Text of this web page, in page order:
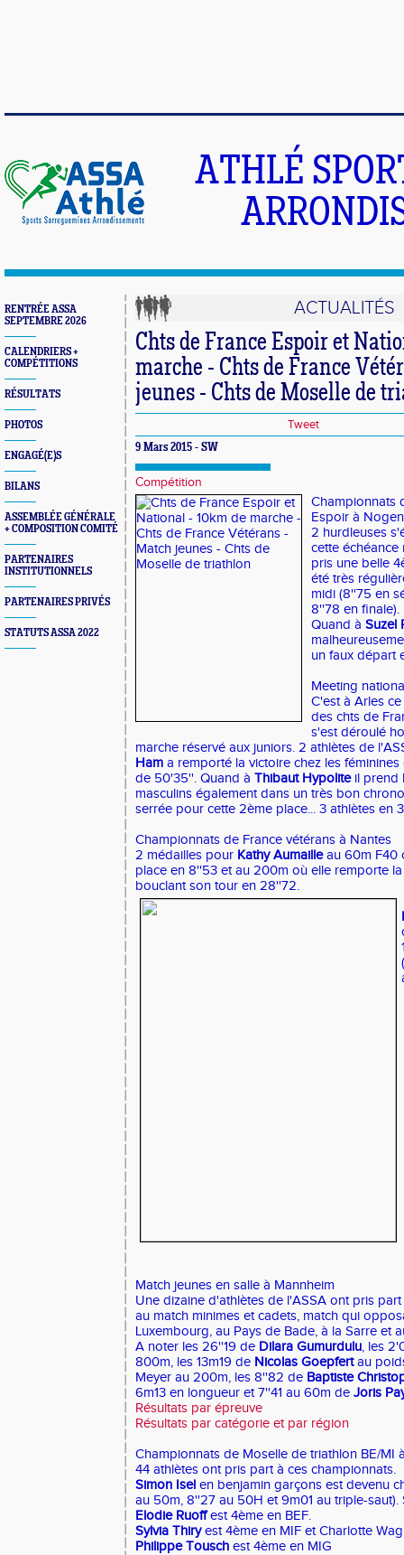
ATHLÉ
RENTRÉE ASSA
SEPTEMBRE 2026
CALENDRIERS +
COMPÉTITIONS
RÉSULTATS
PHOTOS
ENGAGÉ(E)S
BILANS
ASSEMBLÉE GÉNÉRALE
+ COMPOSITION COMITÉ
PARTENAIRES
INSTITUTIONNELS
PARTENAIRES PRIVÉS
STATUTS ASSA 2022
ACTUALITÉS
Chts de France Espoir et
marche - Chts de France
jeunes - Chts de Moselle de
Tweet
9 Mars 2015 - SW
Compétition
Championnats
Espoir à
2 hurdleuses
cette
pris une belle
été très
midi (8''75 en
8''78 en finale).
Quand à Suzel
un faux départ
Meeting
C'est à Arles
des chts de
s'est déroulé
marche réservé aux juniors. 2 athlètes de
Ham a remporté la victoire chez les
de 50'35''. Quand à Thibaut Hypoliteil prend
masculins également dans un très bon
serrée pour cette 2ème place... 3 athlètes en
Championnats de France vétérans à Nantes
2 médailles pour Kathy Aumailleau 60m F40
place en 8''53 et au 200m où elle remporte
bouclant son tour en 28''72.
Match jeunes en salle à Mannheim
Une dizaine d'athlètes de l'ASSA ont pris
au match minimes et cadets, match qui
Luxembourg, au Pays de Bade, à la Sarre et
A noter les 26''19 de Dilara Gumurdulu, les
800m, les 13m19 de Nicolas Goepfertau
Meyer au 200m, les 8''82 de Baptiste
6m13 en longueur et 7''41 au 60m de Joris
Résultats par épreuve
Résultats par catégorie et par région
Championnats de Moselle de triathlon BE/MI
44 athlètes ont pris part à ces championnats.
Simon Isel en benjamin garçons est devenu
au 50m, 8''27 au 50H et 9m01 au triple-
Elodie Ruoffest 4ème en BEF.
Sylvia Thiryest 4ème en MIF et Charlotte
Philippe Tousch est 4ème en MIG